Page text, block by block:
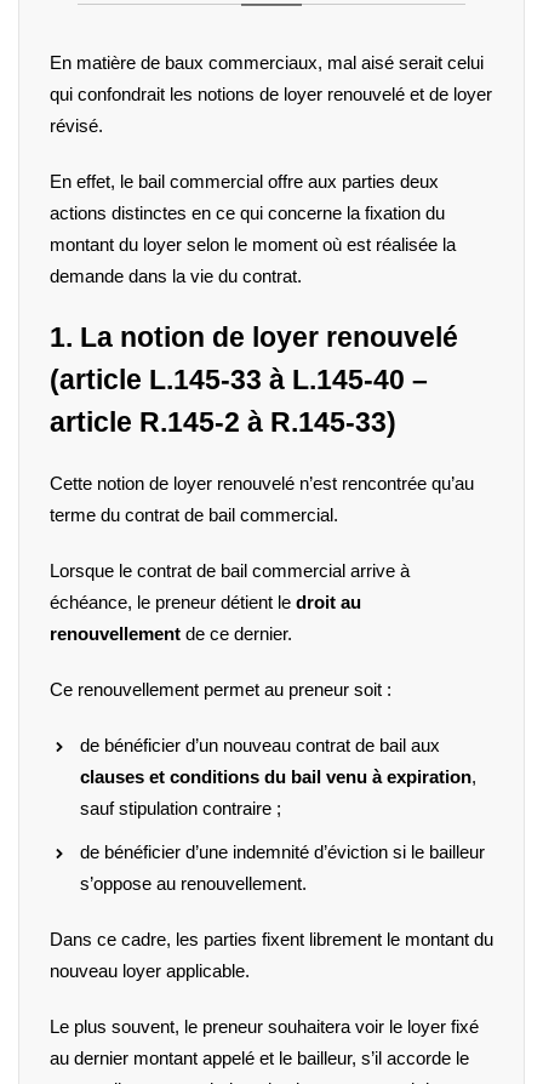
En matière de baux commerciaux, mal aisé serait celui
qui confondrait les notions de loyer renouvelé et de loyer
révisé.
En effet, le bail commercial offre aux parties deux
actions distinctes en ce qui concerne la fixation du
montant du loyer selon le moment où est réalisée la
demande dans la vie du contrat.
1. La notion de loyer renouvelé
(article L.145-33 à L.145-40 –
article R.145-2 à R.145-33)
Cette notion de loyer renouvelé n’est rencontrée qu’au
terme du contrat de bail commercial.
Lorsque le contrat de bail commercial arrive à
échéance, le preneur détient le droit au
renouvellement de ce dernier.
Ce renouvellement permet au preneur soit :
de bénéficier d’un nouveau contrat de bail aux
clauses et conditions du bail venu à expiration,
sauf stipulation contraire ;
de bénéficier d’une indemnité d’éviction si le bailleur
s’oppose au renouvellement.
Dans ce cadre, les parties fixent librement le montant du
nouveau loyer applicable.
Le plus souvent, le preneur souhaitera voir le loyer fixé
au dernier montant appelé et le bailleur, s’il accorde le